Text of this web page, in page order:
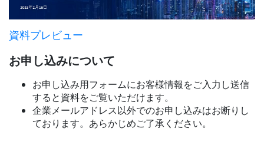
資料プレビュー
お申し込みについて
お申し込み用フォームにお客様情報をご入力し送信
すると資料をご覧いただけます。
企業メールアドレス以外でのお申し込みはお断りし
ております。あらかじめご了承ください。